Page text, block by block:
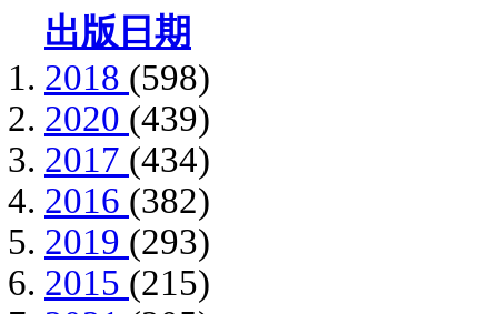
出版日期
2018 (598)
2020 (439)
2017 (434)
2016 (382)
2019 (293)
2015 (215)